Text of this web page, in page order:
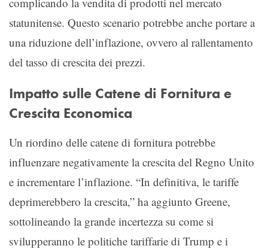
statunitense. Questo scenario potrebbe anche portare a
una riduzione dell’inflazione, ovvero al rallentamento
del tasso di crescita dei prezzi.
Impatto sulle Catene di Fornitura e
Crescita Economica
Un riordino delle catene di fornitura potrebbe
influenzare negativamente la crescita del Regno Unito
e incrementare l’inflazione. “In definitiva, le tariffe
deprimerebbero la crescita,” ha aggiunto Greene,
sottolineando la grande incertezza su come si
svilupperanno le politiche tariffarie di Trump e i